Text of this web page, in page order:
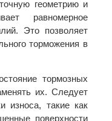
геометрию и
равномерное
Это позволяет
торможения в
тормозных
их. Следует
износа, такие как
поверхности